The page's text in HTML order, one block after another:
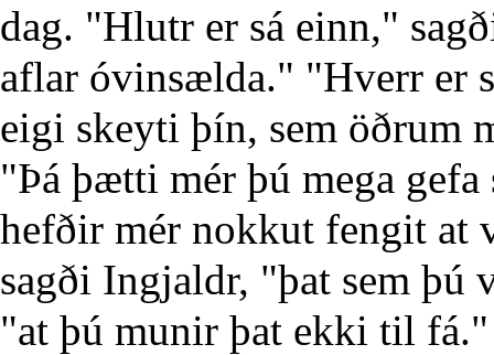
dag. "Hlutr er sá einn,"
aflar óvinsælda." "Hverr er
eigi skeyti þín, sem öðrum
"Þá þætti mér þú mega
hefðir mér nokkut fengit at
sagði Ingjaldr, "þat sem
"at þú munir þat ekki til